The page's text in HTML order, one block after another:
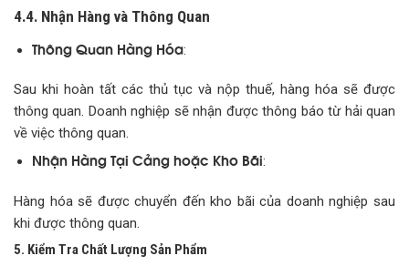
4.4. Nhận Hàng và Thông Quan
Thông Quan Hàng Hóa:
Sau khi hoàn tất các thủ tục và nộp thuế, hàng hóa sẽ được
thông quan. Doanh nghiệp sẽ nhận được thông báo từ hải quan
về việc thông quan.
Nhận Hàng Tại Cảng hoặc Kho Bãi:
Hàng hóa sẽ được chuyển đến kho bãi của doanh nghiệp sau
khi được thông quan.
5. Kiểm Tra Chất Lượng Sản Phẩm